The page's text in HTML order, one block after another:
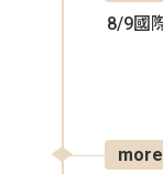
8/9國
more